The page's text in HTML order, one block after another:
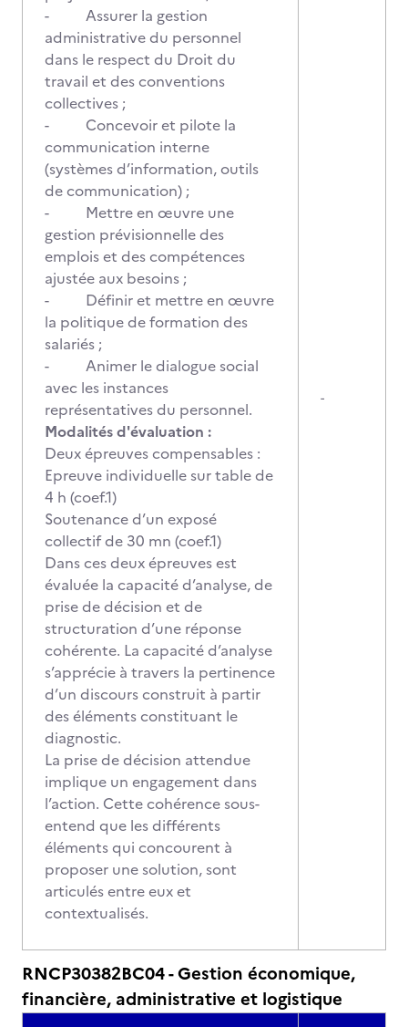
- Assurer la gestion
administrative du personnel
dans le respect du Droit du
travail et des conventions
collectives ;
- Concevoir et pilote la
communication interne
(systèmes d’information, outils
de communication) ;
- Mettre en œuvre une
gestion prévisionnelle des
emplois et des compétences
ajustée aux besoins ;
- Définir et mettre en œuvre
la politique de formation des
salariés ;
- Animer le dialogue social
avec les instances
représentatives du personnel.
Modalités d'évaluation :
Deux épreuves compensables :
Epreuve individuelle sur table de
4 h (coef.1)
Soutenance d’un exposé
collectif de 30 mn (coef.1)
Dans ces deux épreuves est
évaluée la capacité d’analyse, de
prise de décision et de
structuration d’une réponse
cohérente. La capacité d’analyse
s’apprécie à travers la pertinence
d’un discours construit à partir
des éléments constituant le
diagnostic.
La prise de décision attendue
implique un engagement dans
l’action. Cette cohérence sous-
entend que les différents
éléments qui concourent à
proposer une solution, sont
articulés entre eux et
contextualisés.
-
RNCP30382BC04 - Gestion économique,
financière, administrative et logistique